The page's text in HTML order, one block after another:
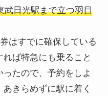
武日光駅まで立つ羽目
はすでに確保している
ば特急にも乗ること
たので、予約をしよ
きらめずに駅に着く